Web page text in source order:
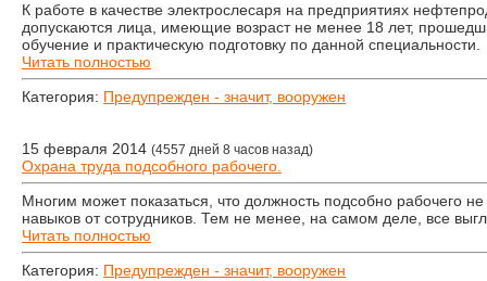
К работе в качестве электрослесаря на предприятиях
допускаются лица, имеющие возраст не менее 18 лет,
обучение и практическую подготовку по данной специальности.
Читать полностью
Категория: Предупрежден - значит, вооружен
15 февраля 2014 (4557 дней 8 часов назад)
Охрана труда подсобного рабочего.
Многим может показаться, что должность подсобно рабочего
навыков от сотрудников. Тем не менее, на самом деле, все
Читать полностью
Категория: Предупрежден - значит, вооружен